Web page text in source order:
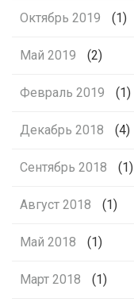
Октябрь 2019 (1)
Май 2019 (2)
Февраль 2019 (1)
Декабрь 2018 (4)
Сентябрь 2018 (1)
Август 2018 (1)
Май 2018 (1)
Март 2018 (1)